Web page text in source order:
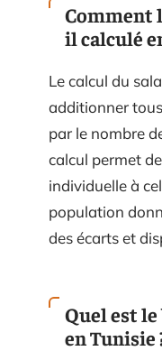
Comment
il calculé
Le calcul du
additionner
par le nombre
calcul permet
individuelle à
population
des écarts et
Quel est
en Tunisie